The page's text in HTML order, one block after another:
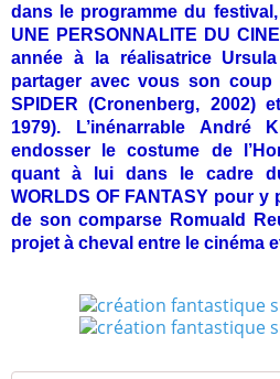
dans le programme du
UNE PERSONNALITE DU
année à la réalisatrice
partager avec vous son
SPIDER (Cronenberg, 2002)
1979). L’inénarrable André
endosser le costume de
quant à lui dans le cadre
WORLDS OF FANTASY pour y
de son comparse Romuald
projet à cheval entre le cinéma